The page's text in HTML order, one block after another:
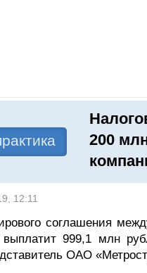
200
12:11
соглашения
999,1 млн
ОАО